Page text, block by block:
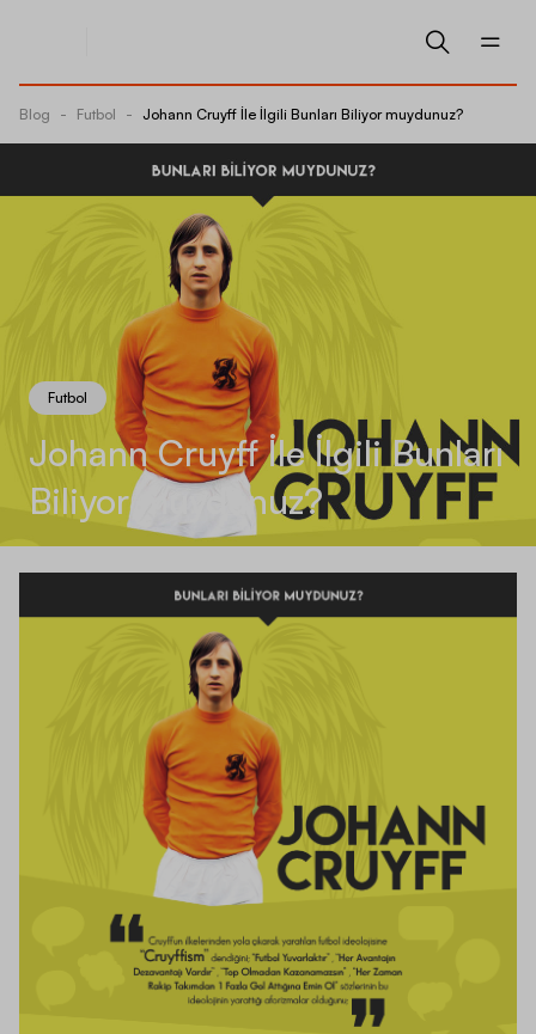
Blog - Futbol - Johann Cruyff İle İlgili Bunları Biliyor muydunuz?
Futbol
Johann Cruyff İle İlgili Bunları
Biliyor muydunuz?